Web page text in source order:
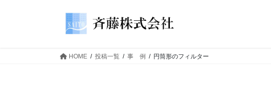
HOME 投稿一覧 事 例 円筒形のフィルター